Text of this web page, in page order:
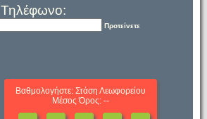
Τηλέφωνο:
Προτείνετε
Βαθμολογήστε: Στάση Λεωφορείου
Μέσος Όρος: --